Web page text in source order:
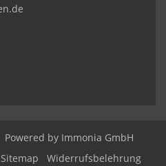
Powered by Immonia GmbH
Sitemap Widerrufsbelehrung